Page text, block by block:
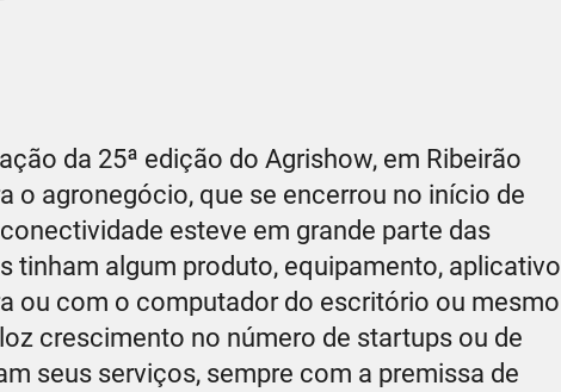
da 25ª edição do Agrishow, em Ribeirão
o agronegócio, que se encerrou no início de
esteve em grande parte das
tinham algum produto, equipamento, aplicativo
ou com o computador do escritório ou mesmo
crescimento no número de startups ou de
seus serviços, sempre com a premissa de